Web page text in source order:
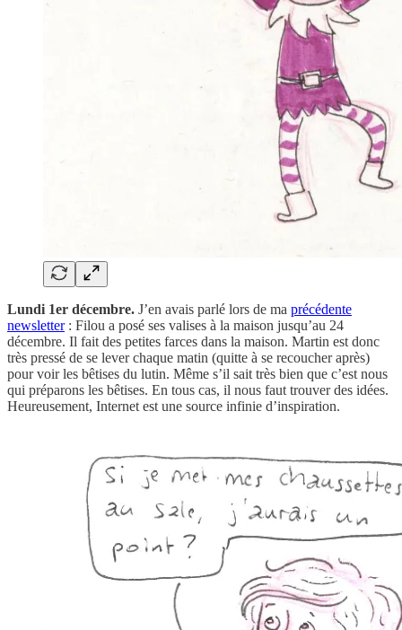
Lundi 1er décembre. J’en avais parlé lors de ma précédente
newsletter: Filou a posé ses valises à la maison jusqu’au 24
décembre. Il fait des petites farces dans la maison. Martin est donc
très pressé de se lever chaque matin (quitte à se recoucher après)
pour voir les bêtises du lutin. Même s’il sait très bien que c’est nous
qui préparons les bêtises. En tous cas, il nous faut trouver des idées.
Heureusement, Internet est une source infinie d’inspiration.